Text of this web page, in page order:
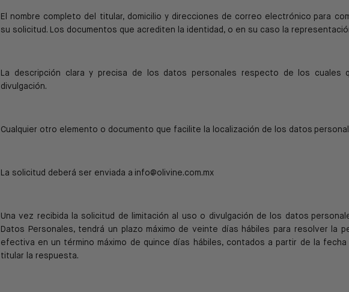
El nombre completo del titular, domicilio y direcciones de correo electrónico para
su solicitud. Los documentos que acrediten la identidad, o en su caso la
La descripción clara y precisa de los datos personales respecto de los cuales
divulgación.
Cualquier otro elemento o documento que facilite la localización de los datos
La solicitud deberá ser enviada a info@olivine.com.mx
Una vez recibida la solicitud de limitación al uso o divulgación de los datos
Datos Personales, tendrá un plazo máximo de veinte días hábiles para resolver la
efectiva en un término máximo de quince días hábiles, contados a partir de la fecha
titular la respuesta.